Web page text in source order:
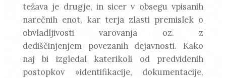
težava je drugje, in sicer v obsegu vpisanih
narečnih enot, kar terja zlasti premislek o
obvladljivosti varovanja oz. z
dediščinjenjem povezanih dejavnosti. Kako
naj bi izgledal katerikoli od predvidenih
postopkov »identifikacije, dokumentacije,